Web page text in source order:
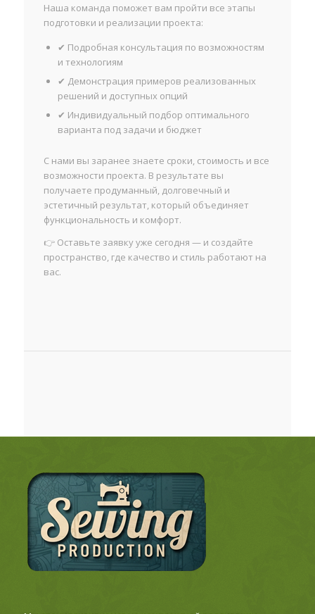
Наша команда поможет вам пройти все этапы
подготовки и реализации проекта:
✔ Подробная консультация по возможностям
и технологиям
✔ Демонстрация примеров реализованных
решений и доступных опций
✔ Индивидуальный подбор оптимального
варианта под задачи и бюджет
С нами вы заранее знаете сроки, стоимость и все
возможности проекта. В результате вы
получаете продуманный, долговечный и
эстетичный результат, который объединяет
функциональность и комфорт.
👉 Оставьте заявку уже сегодня — и создайте
пространство, где качество и стиль работают на
вас.